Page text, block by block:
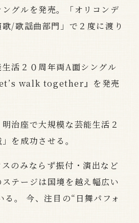
グルを発売。「オリコンデ
/歌謡曲部門」で２度に渡り
活２０周年両A面シングル
walk together』を発売
治座で大規模な芸能生活２
を成功させる。
のみならず振付・演出など
テージは国境を越え幅広い
る。 今、注目の“日舞パフォ